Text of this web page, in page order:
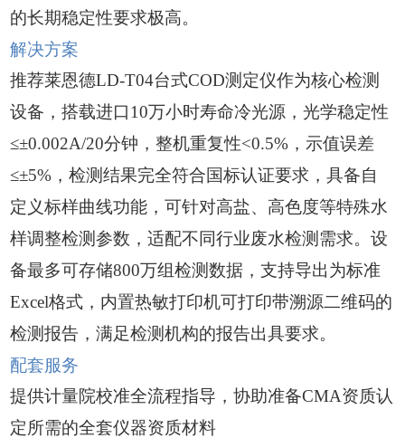
的长期稳定性要求极高。
解决方案
推荐莱恩德LD-T04台式COD测定仪作为核心检测
设备，搭载进口10万小时寿命冷光源，光学稳定性
≤±0.002A/20分钟，整机重复性<0.5%，示值误差
≤±5%，检测结果完全符合国标认证要求，具备自
定义标样曲线功能，可针对高盐、高色度等特殊水
样调整检测参数，适配不同行业废水检测需求。设
备最多可存储800万组检测数据，支持导出为标准
Excel格式，内置热敏打印机可打印带溯源二维码的
检测报告，满足检测机构的报告出具要求。
配套服务
提供计量院校准全流程指导，协助准备CMA资质认
定所需的全套仪器资质材料